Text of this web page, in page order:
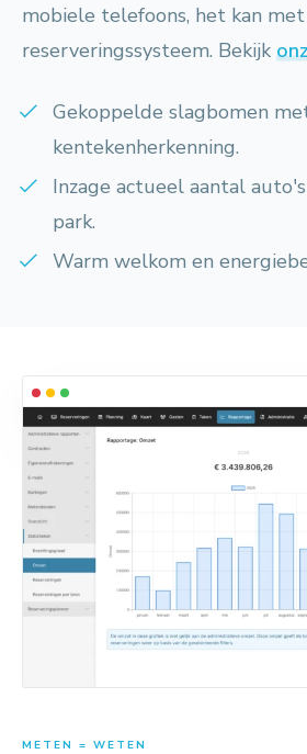
mobiele telefoons, het kan met
reserveringssysteem. Bekijk
Gekoppelde slagbomen
kentekenherkenning.
Inzage actueel aantal
park.
Warm welkom en
METEN = WETEN